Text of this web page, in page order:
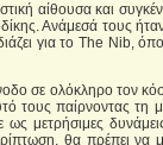
αίθουσα και
Ανάμεσά τους
για το The Nib,
σε ολόκληρο
τους παίρνοντας τη
ως μετρήσιμες
θα πρέπει να